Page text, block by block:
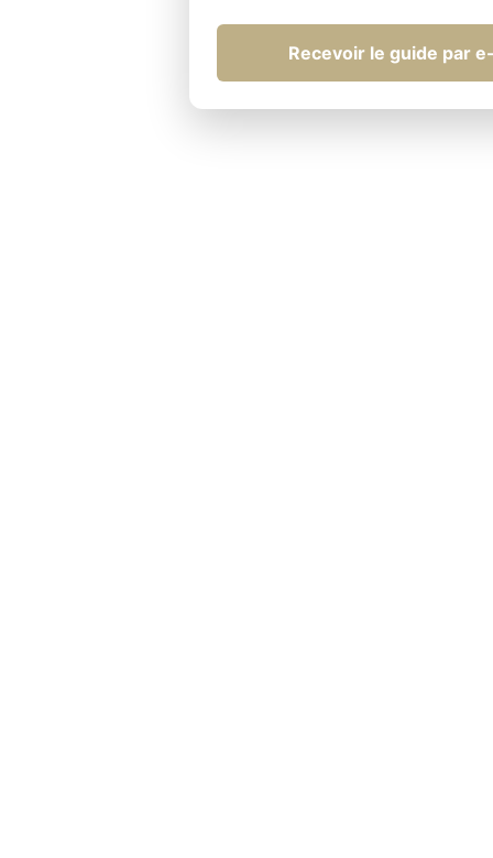
Recevoir le guide par